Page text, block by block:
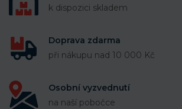
k dispozici skladem
Doprava zdarma
při nákupu nad 10 000 Kč
Osobní vyzvednutí
na naší pobočce